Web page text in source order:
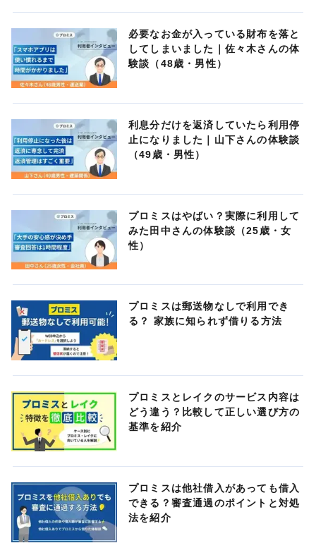
必要なお金が入っている財布を落と
してしまいました｜佐々木さんの体
験談（48歳・男性）
利息分だけを返済していたら利用停
止になりました｜山下さんの体験談
（49歳・男性）
プロミスはやばい？実際に利用して
みた田中さんの体験談（25歳・女
性）
プロミスは郵送物なしで利用でき
る？ 家族に知られず借りる方法
プロミスとレイクのサービス内容は
どう違う？比較して正しい選び方の
基準を紹介
プロミスは他社借入があっても借入
できる？審査通過のポイントと対処
法を紹介